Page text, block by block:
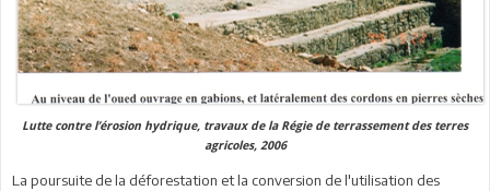
Lutte contre l’érosion hydrique, travaux de la Régie de terrassement des terres
agricoles, 2006
La poursuite de la déforestation et la conversion de l'utilisation des